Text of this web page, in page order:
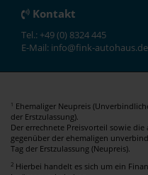
Kontakt
Tel.: +49 (0) 8324 445
E-Mail: info@fink-autohaus.de
1 Ehemaliger Neupreis
der Erstzulassung).
Der errechnete Preisvorteil sowie die
gegenüber der ehemaligen
Tag der Erstzulassung (Neupreis).
2 Hierbei handelt es sich um ein